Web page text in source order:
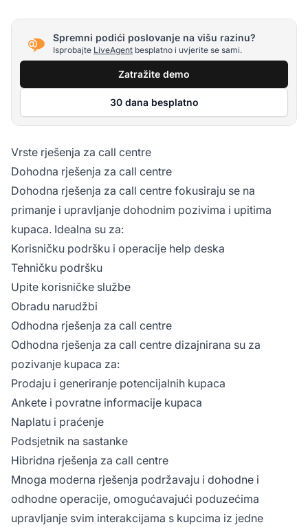
Spremni podići poslovanje na višu razinu?
Isprobajte LiveAgent besplatno i uvjerite se sami.
Zatražite demo
30 dana besplatno
Vrste rješenja za call centre
Dohodna rješenja za call centre
Dohodna rješenja za call centre fokusiraju se na
primanje i upravljanje dohodnim pozivima i upitima
kupaca. Idealna su za:
Korisničku podršku i operacije help deska
Tehničku podršku
Upite korisničke službe
Obradu narudžbi
Odhodna rješenja za call centre
Odhodna rješenja za call centre dizajnirana su za
pozivanje kupaca za:
Prodaju i generiranje potencijalnih kupaca
Ankete i povratne informacije kupaca
Naplatu i praćenje
Podsjetnik na sastanke
Hibridna rješenja za call centre
Mnoga moderna rješenja podržavaju i dohodne i
odhodne operacije, omogućavajući poduzećima
upravljanje svim interakcijama s kupcima iz jedne